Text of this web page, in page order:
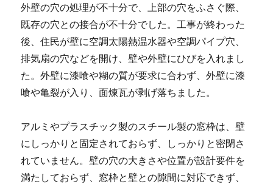
外壁の穴の処理が不十分で、上部の穴をふさぐ際、
既存の穴との接合が不十分でした。工事が終わった
後、住民が壁に空調太陽熱温水器や空調パイプ穴、
排気扇の穴などを開け、壁や外壁にひびを入れまし
た。外壁に漆喰や糊の質が要求に合わず、外壁に漆
喰や亀裂が入り、面煉瓦が剥げ落ちました。
アルミやプラスチック製のスチール製の窓枠は、壁
にしっかりと固定されておらず、しっかりと密閉さ
れていません。壁の穴の大きさや位置が設計要件を
満たしておらず、窓枠と壁との隙間に対応できず、